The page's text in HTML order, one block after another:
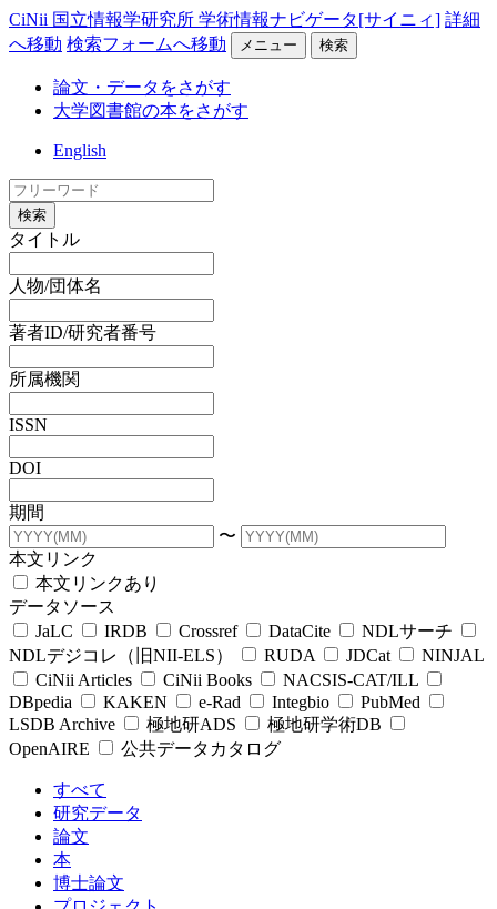
CiNii 国立情報学研究所 学術情報ナビゲータ[サイニィ] 詳細
へ移動 検索フォームへ移動 メニュー 検索
論文・データをさがす
大学図書館の本をさがす
English
検索
タイトル
人物/団体名
著者ID/研究者番号
所属機関
ISSN
DOI
期間
〜
本文リンク
本文リンクあり
データソース
JaLC
IRDB Crossref DataCite
NDLサーチ
NDLデジコレ（旧NII-ELS）
RUDA JDCat
NINJAL
CiNii Articles
CiNii Books
NACSIS-CAT/ILL
DBpedia
KAKEN e-Rad Integbio
PubMed
LSDB Archive
極地研ADS
極地研学術DB
OpenAIRE
公共データカタログ
すべて
研究データ
論文
本
博士論文